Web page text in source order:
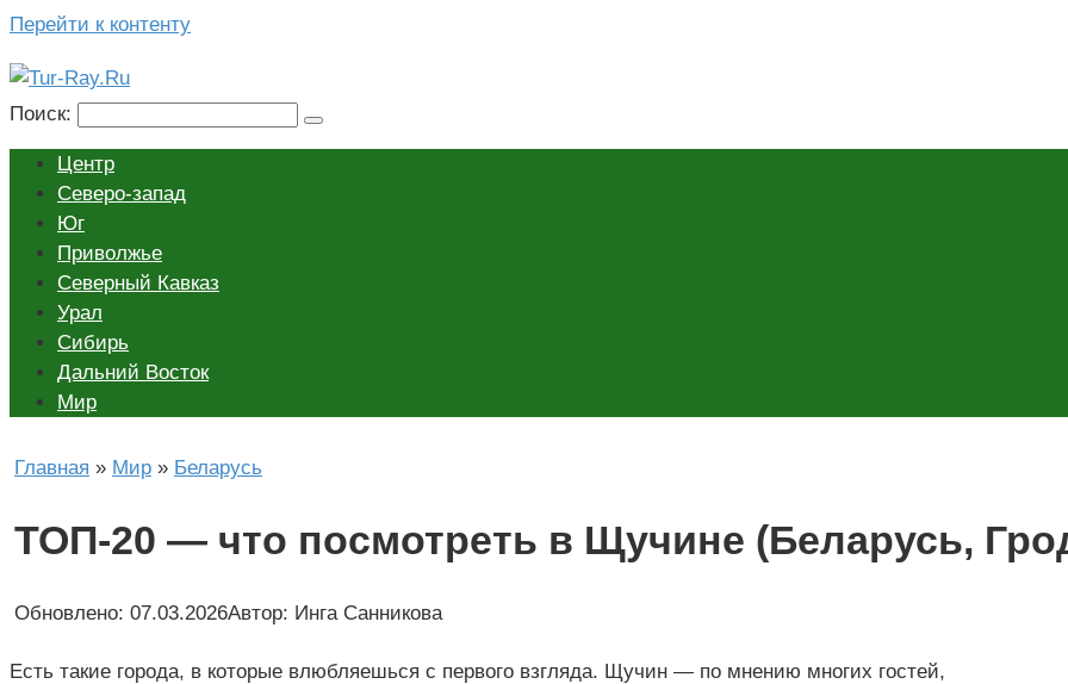
Перейти к контенту
Поиск:
Центр
Северо-запад
Юг
Приволжье
Северный Кавказ
Урал
Сибирь
Дальний Восток
Мир
Главная » Мир » Беларусь
ТОП-20 — что посмотреть в Щучине (Беларусь,
Обновлено: 07.03.2026Автор: Инга Санникова
Есть такие города, в которые влюбляешься с первого взгляда. Щучин — по мнению многих гостей,